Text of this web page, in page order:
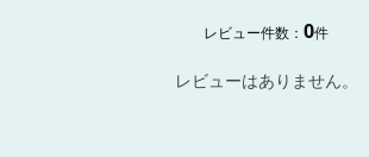
レビュー件数：0件
レビューはありません。